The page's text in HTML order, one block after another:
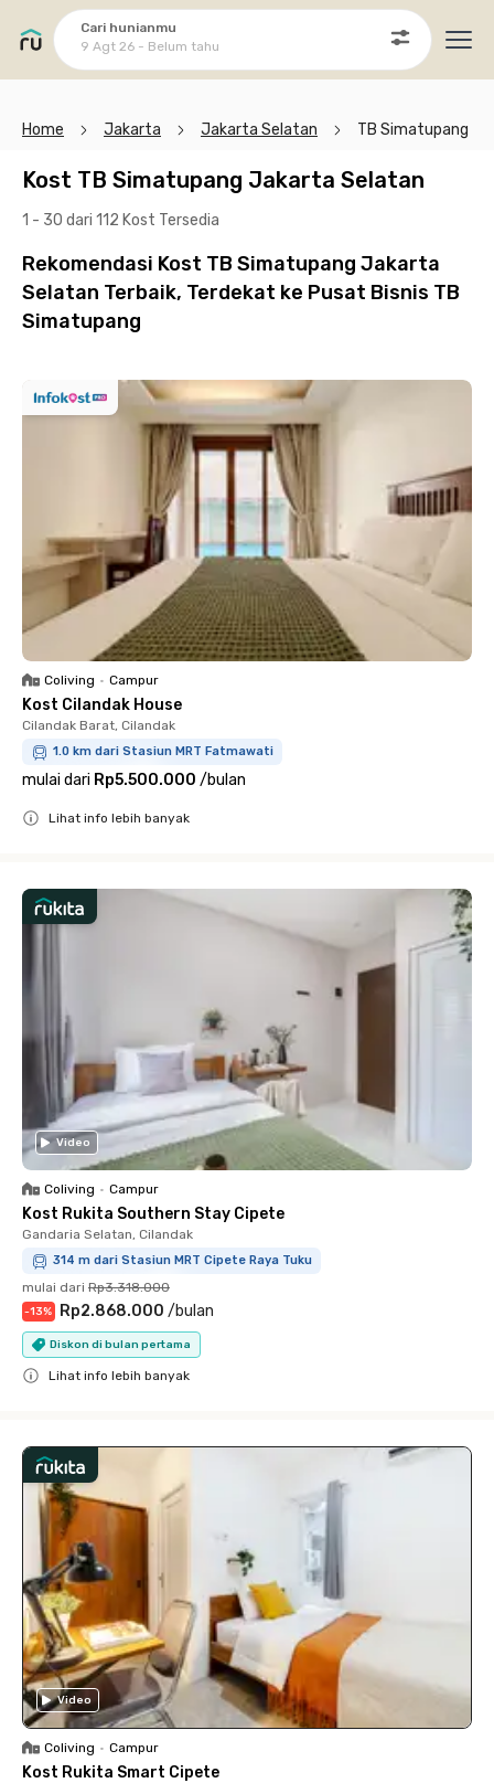
Cari hunianmu
9 Agt 26 - Belum tahu
Home Jakarta Jakarta Selatan TB Simatupang
Kost TB Simatupang Jakarta Selatan
1 - 30 dari 112 Kost Tersedia
Rekomendasi Kost TB Simatupang Jakarta
Selatan Terbaik, Terdekat ke Pusat Bisnis TB
Simatupang
Coliving • Campur
Kost Cilandak House
Cilandak Barat, Cilandak
1.0 km dari Stasiun MRT Fatmawati
mulai dari Rp5.500.000 /bulan
Lihat info lebih banyak
Video
Coliving • Campur
Kost Rukita Southern Stay Cipete
Gandaria Selatan, Cilandak
314 m dari Stasiun MRT Cipete Raya Tuku
mulai dari Rp3.318.000
-13% Rp2.868.000 /bulan
Diskon di bulan pertama
Lihat info lebih banyak
Video
Coliving • Campur
Kost Rukita Smart Cipete